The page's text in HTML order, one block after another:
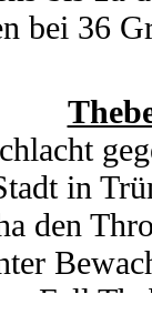
bei 36
7. Juli
ein
erreicht
in
den
Fall